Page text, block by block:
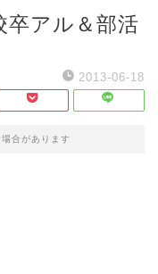
卒アル＆部活
2013-06-18
合があります